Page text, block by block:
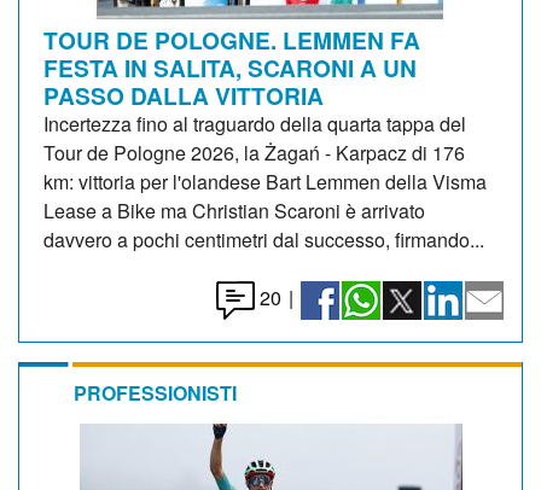
TOUR DE POLOGNE. LEMMEN FA
FESTA IN SALITA, SCARONI A UN
PASSO DALLA VITTORIA
Incertezza fino al traguardo della quarta tappa del
Tour de Pologne 2026, la Żagań - Karpacz di 176
km: vittoria per l'olandese Bart Lemmen della Visma
Lease a Bike ma Christian Scaroni è arrivato
davvero a pochi centimetri dal successo, firmando...
20 |
PROFESSIONISTI